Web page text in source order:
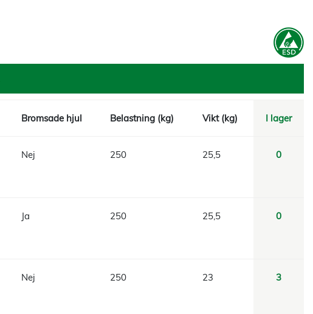
Bromsade hjul Belastning (kg) Vikt (kg) I lager
Nej 250 25,5 0
Ja 250 25,5 0
Nej 250 23 3